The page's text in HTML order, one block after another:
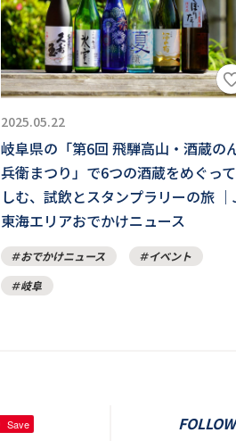
2025.05.22
岐阜県の「第6回 飛騨高山・酒蔵の
兵衛まつり」で6つの酒蔵をめぐっ
しむ、試飲とスタンプラリーの旅
東海エリアおでかけニュース
おでかけニュース
イベント
岐阜
Save